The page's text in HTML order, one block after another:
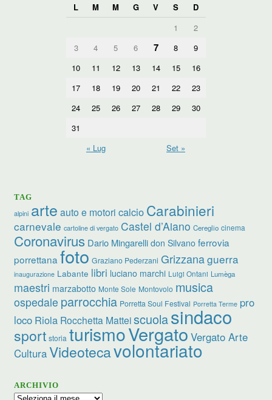
L
M M G V S
D
1
2
3
4 5 6 7 8
9
10
11 12 13 14 15
16
17
18 19 20 21 22
23
24
25 26 27 28 29
30
31
« Lug
Set »
TAG
alpini arte auto e motori calcio Carabinieri
carnevale cartoline di vergato Castel d’Aiano Cereglio cinema
Coronavirus Dario Mingarelli don Silvano ferrovia
porrettana foto Graziano Pederzani Grizzanaguerra
inaugurazione Labante libri luciano marchi Luigi Ontani Lumèga
maestri marzabotto Monte Sole Montovolo musica
ospedale parrocchia Porretta Soul Festival Porretta Terme pro
loco Riola Rocchetta Matteiscuolasindaco
sport storia turismoVergato Vergato Arte
CulturaVideotecavolontariato
ARCHIVIO
Archivio